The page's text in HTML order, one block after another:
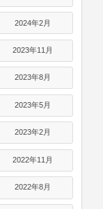
2024年2月
2023年11月
2023年8月
2023年5月
2023年2月
2022年11月
2022年8月